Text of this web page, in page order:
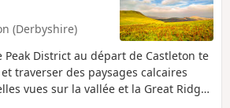
(Derbyshire)
Peak District au départ de Castleton te
traverser des paysages calcaires
vues sur la vallée et la Great Ridge